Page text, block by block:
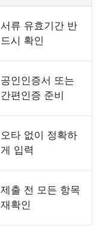
서류 유효기간 반
드시 확인
공인인증서 또는
간편인증 준비
오타 없이 정확하
게 입력
제출 전 모든 항목
재확인